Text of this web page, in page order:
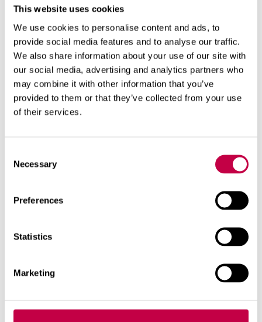
This website uses cookies
We use cookies to personalise content and ads, to
provide social media features and to analyse our traffic.
We also share information about your use of our site with
our social media, advertising and analytics partners who
may combine it with other information that you’ve
provided to them or that they’ve collected from your use
of their services.
Selection
Necessary
Preferences
Statistics
Marketing
hyötykasvit kasvimaa
Aiheeseen liittyviä tuotteita